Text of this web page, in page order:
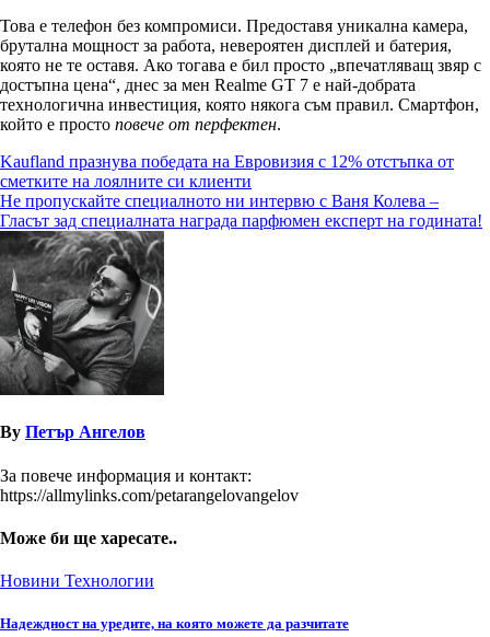
Това е телефон без компромиси. Предоставя уникална камера,
брутална мощност за работа, невероятен дисплей и батерия,
която не те оставя. Ако тогава е бил просто „впечатляващ звяр с
достъпна цена“, днес за мен Realme GT 7 е най-добрата
технологична инвестиция, която някога съм правил. Смартфон,
който е просто повече от перфектен.
Навигация
Kaufland празнува победата на Евровизия с 12% отстъпка от
сметките на лоялните си клиенти
Не пропускайте специалното ни интервю с Ваня Колева –
Гласът зад специалната награда парфюмен експерт на годината!
By Петър Ангелов
За повече информация и контакт:
https://allmylinks.com/petarangelovangelov
Може би ще харесате..
Новини Технологии
Надеждност на уредите, на която можете да разчитате